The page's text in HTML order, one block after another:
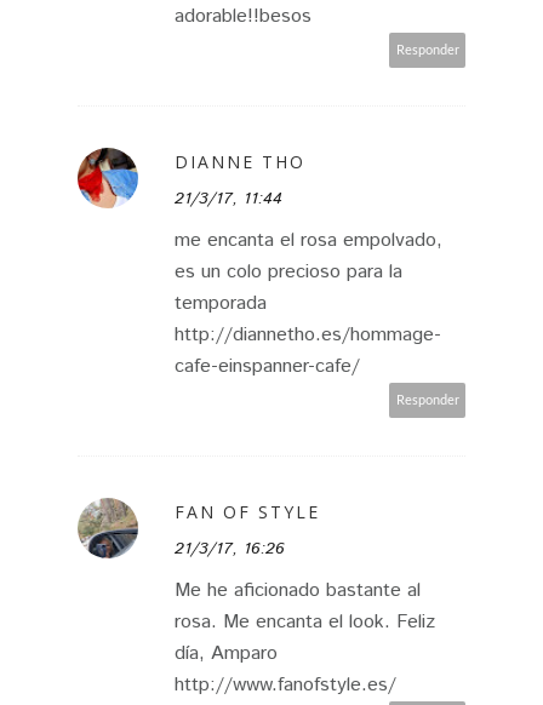
adorable!!besos
Responder
DIANNE THO
21/3/17, 11:44
me encanta el rosa empolvado,
es un colo precioso para la
temporada
http://diannetho.es/hommage-
cafe-einspanner-cafe/
Responder
FAN OF STYLE
21/3/17, 16:26
Me he aficionado bastante al
rosa. Me encanta el look. Feliz
día, Amparo
http://www.fanofstyle.es/